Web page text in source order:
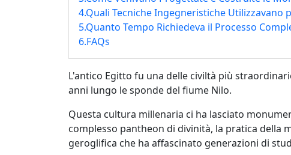
4.Quali Tecniche Ingegneristiche Utilizzavano
5.Quanto Tempo Richiedeva il Processo
6.FAQs
L'antico Egitto fu una delle civiltà più
anni lungo le sponde del fiume Nilo.
Questa cultura millenaria ci ha lasciato
complesso pantheon di divinità, la pratica della
geroglifica che ha affascinato generazioni di